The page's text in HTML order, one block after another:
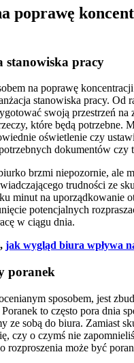
poprawę
stanowiska pracy
na poprawę
stanowiska pracy. Od
swoją przestrzeń na
które będą potrzebne.
oświetlenie czy
dokumentów czy
brzmi niepozornie, ale
trudności ze
minut na uporządkowanie
potencjalnych
w ciągu dnia.
jak wygląd biura wpływa
poranek
sposobem, jest
to często pora dnia
ze sobą do biura. Zamiast
czy o czymś nie
rozproszenia może być